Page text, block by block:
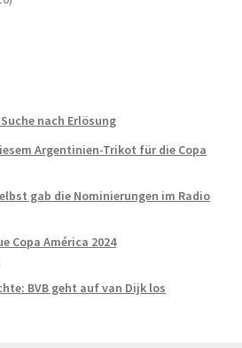
nach Erlösung
Argentinien-Trikot für die Copa
gab die Nominierungen im Radio
Copa América 2024
BVB geht auf van Dijk los